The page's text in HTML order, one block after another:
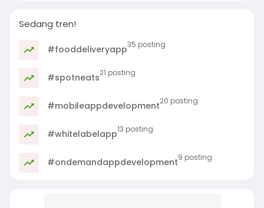
Sedang tren!
#fooddeliveryapp35 posting
#spotneats21 posting
#mobileappdevelopment20 posting
#whitelabelapp13 posting
#ondemandappdevelopment9 posting